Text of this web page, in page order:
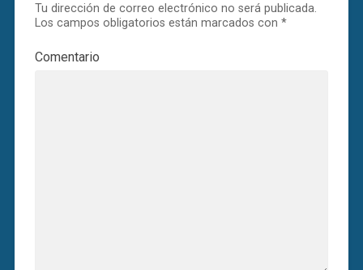
Tu dirección de correo electrónico no será publicada.
Los campos obligatorios están marcados con *
Comentario